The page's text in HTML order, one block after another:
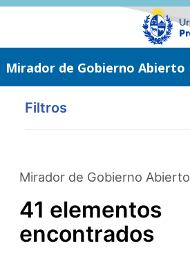
Saltar
Mirador de Gobierno Abierto
Filtros
Mirador de Gobierno Abierto
41 elementos
encontrados